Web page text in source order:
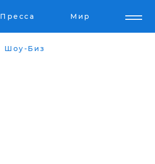
Пресса Мир
Шоу-Биз